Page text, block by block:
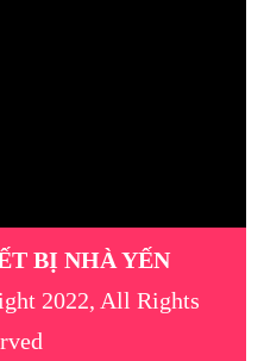
BỊ NHÀ YẾN
2022, All Rights